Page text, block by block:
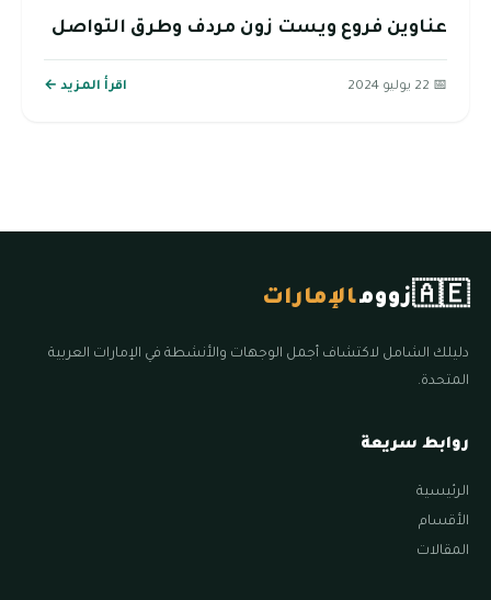
عناوين فروع ويست زون مردف وطرق التواصل
📅 22 يوليو 2024 اقرأ المزيد ←
🇦🇪زوومالإمارات
دليلك الشامل لاكتشاف أجمل الوجهات والأنشطة في الإمارات العربية
المتحدة.
روابط سريعة
الرئيسية
الأقسام
المقالات